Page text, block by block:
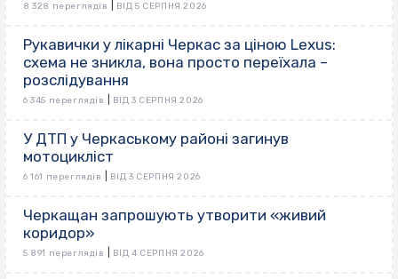
8 328 переглядів ВІД 5 СЕРПНЯ 2026
Рукавички у лікарні Черкас за ціною Lexus:
схема не зникла, вона просто переїхала –
розслідування
6 345 переглядів ВІД 3 СЕРПНЯ 2026
У ДТП у Черкаському районі загинув
мотоцикліст
6 161 переглядів ВІД 3 СЕРПНЯ 2026
Черкащан запрошують утворити «живий
коридор»
5 891 переглядів ВІД 4 СЕРПНЯ 2026